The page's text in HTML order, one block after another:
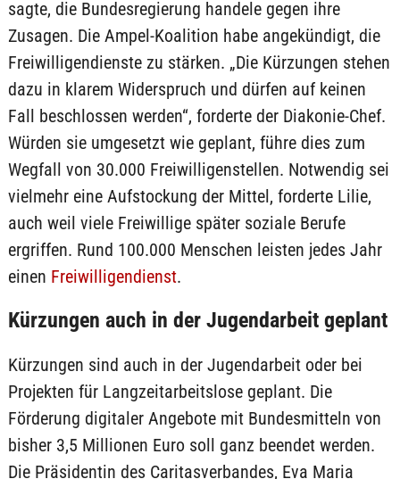
sagte, die Bundesregierung handele gegen ihre
Zusagen. Die Ampel-Koalition habe angekündigt, die
Freiwilligendienste zu stärken. „Die Kürzungen stehen
dazu in klarem Widerspruch und dürfen auf keinen
Fall beschlossen werden“, forderte der Diakonie-Chef.
Würden sie umgesetzt wie geplant, führe dies zum
Wegfall von 30.000 Freiwilligenstellen. Notwendig sei
vielmehr eine Aufstockung der Mittel, forderte Lilie,
auch weil viele Freiwillige später soziale Berufe
ergriffen. Rund 100.000 Menschen leisten jedes Jahr
einen Freiwilligendienst.
Kürzungen auch in der Jugendarbeit geplant
Kürzungen sind auch in der Jugendarbeit oder bei
Projekten für Langzeitarbeitslose geplant. Die
Förderung digitaler Angebote mit Bundesmitteln von
bisher 3,5 Millionen Euro soll ganz beendet werden.
Die Präsidentin des Caritasverbandes, Eva Maria